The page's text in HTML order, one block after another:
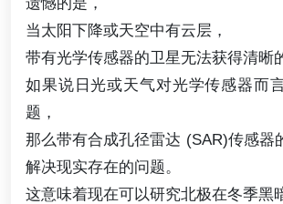
当太阳下降或天空中有云层，
带有光学传感器的卫星无法获得清晰
如果说日光或天气对光学传感器而
题，
那么带有合成孔径雷达 (SAR)传感器
解决现实存在的问题。
这意味着现在可以研究北极在冬季黑